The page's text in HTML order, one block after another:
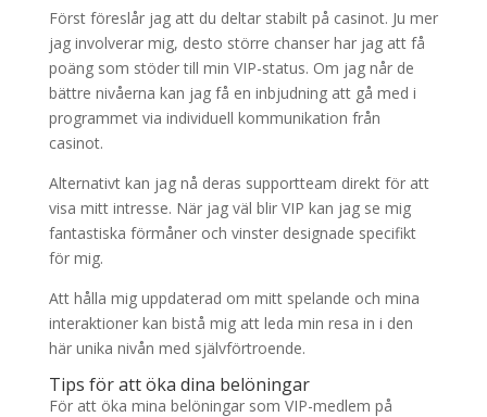
Först föreslår jag att du deltar stabilt på casinot. Ju mer
jag involverar mig, desto större chanser har jag att få
poäng som stöder till min VIP-status. Om jag når de
bättre nivåerna kan jag få en inbjudning att gå med i
programmet via individuell kommunikation från
casinot.
Alternativt kan jag nå deras supportteam direkt för att
visa mitt intresse. När jag väl blir VIP kan jag se mig
fantastiska förmåner och vinster designade specifikt
för mig.
Att hålla mig uppdaterad om mitt spelande och mina
interaktioner kan bistå mig att leda min resa in i den
här unika nivån med självförtroende.
Tips för att öka dina belöningar
För att öka mina belöningar som VIP-medlem på